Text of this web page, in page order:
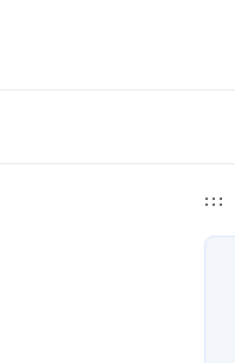
:::